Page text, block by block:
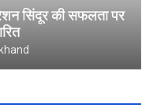
सिंदूर की सफलता पर